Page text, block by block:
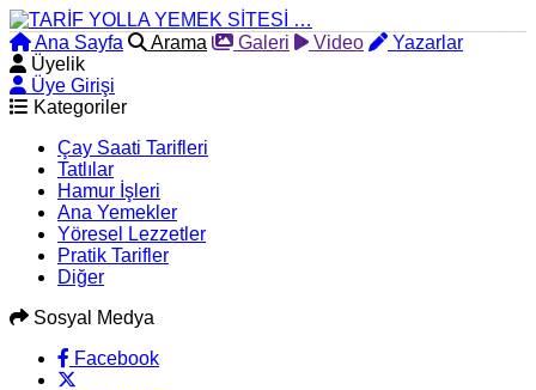
Ana Sayfa Arama Galeri Video
Yazarlar
Üyelik
Üye Girişi
Kategoriler
Çay Saati Tarifleri
Tatlılar
Hamur İşleri
Ana Yemekler
Yöresel Lezzetler
Pratik Tarifler
Diğer
Sosyal Medya
Facebook